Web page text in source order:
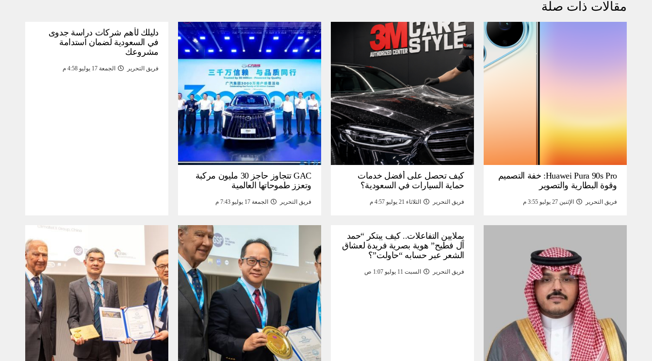
مقالات ذات صلة
Huawei Pura 90s Pro: خفة التصميم
وقوة البطارية والتصوير
فريق التحرير الإثنين 27 يوليو 3:55 م
كيف تحصل على أفضل خدمات
حماية السيارات في السعودية؟
فريق التحرير الثلاثاء 21 يوليو 4:57 م
GAC تتجاوز حاجز 30 مليون مركبة
وتعزز طموحاتها العالمية
فريق التحرير الجمعة 17 يوليو 7:43 م
دليلك لأهم شركات دراسة جدوى
في السعودية لضمان استدامة
مشروعك
فريق التحرير الجمعة 17 يوليو 4:58 م
بملايين التفاعلات.. كيف يبتكر “حمد
آل فطيح” هوية بصرية فريدة لعشاق
الشعر عبر حسابه “حاولت”؟
فريق التحرير السبت 11 يوليو 1:07 ص